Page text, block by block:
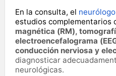
En la consulta, el neurólogo
estudios complementarios
magnética (RM),
electroencefalograma
conducción nerviosa y
diagnosticar
neurológicas.